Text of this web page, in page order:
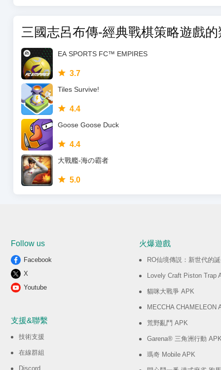
三國志呂布傳-經典戰棋策略遊戲
EA SPORTS FC™ EMPIRES
3.7
Tiles Survive!
4.4
Goose Goose Duck
4.4
大戰艦-海の霸者
5.0
Follow us
Facebook
X
Youtube
支援&聯繫
技術支援
在線群組
Discord
火爆遊戲
RO仙境傳説：新世代的
Lovely Craft Piston Trap
貓咪大戰爭 APK
MECCHA CHAMELEON
荒野亂鬥 APK
Garena® 三角洲行動
瑪奇 Mobile APK